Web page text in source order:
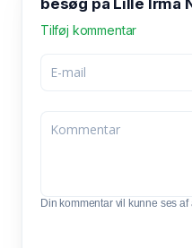
Tilføj kommentar
Din kommentar vil kunne ses af